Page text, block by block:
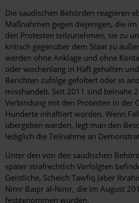
Die saudischen Behörden reagieren
Maßnahmen gegen diejenigen, die
den Protesten teilzunehmen, sie zu
kritisch gegenüber dem Staat zu
werden ohne Anklage und ohne
oder wochenlang in Haft gehalten
Berichten zufolge gefoltert oder in
misshandelt. Seit 2011 sind beinahe
Verbindung mit den Protesten in der
Hunderte inhaftiert worden. Wenn
übergeben werden, legt man den
lediglich die Teilnahme an
Unter den von den saudischen
später strafrechtlich Verfolgten
Geistliche, Scheich Tawfiq Jaber
Nimr Baqir al-Nimr, die im August
festgenommen wurden.